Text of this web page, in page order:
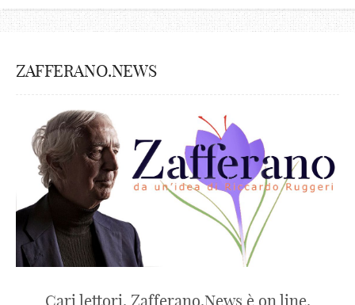
ZAFFERANO.NEWS
Cari lettori, Zafferano.News è on line.